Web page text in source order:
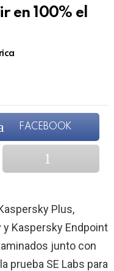
en 100% el
FACEBOOK
Plus,
Kaspersky Endpoint
junto con
prueba SE Labs para